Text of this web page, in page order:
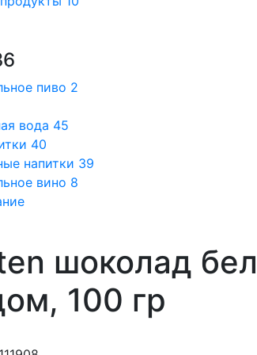
пиво 2
вода 45
40
напитки 39
вино 8
шоколад
100 гр